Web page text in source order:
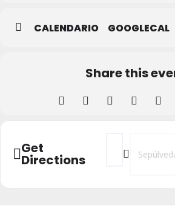
CALENDARIO GOOGLECAL
Share this
Get
Directions
Address - XII